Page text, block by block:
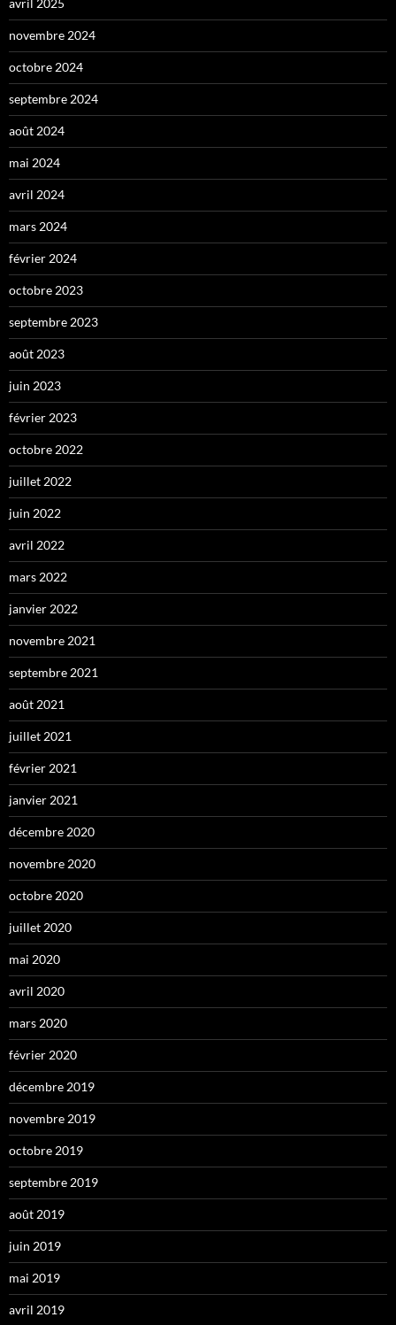
avril 2025
novembre 2024
octobre 2024
septembre 2024
août 2024
mai 2024
avril 2024
mars 2024
février 2024
octobre 2023
septembre 2023
août 2023
juin 2023
février 2023
octobre 2022
juillet 2022
juin 2022
avril 2022
mars 2022
janvier 2022
novembre 2021
septembre 2021
août 2021
juillet 2021
février 2021
janvier 2021
décembre 2020
novembre 2020
octobre 2020
juillet 2020
mai 2020
avril 2020
mars 2020
février 2020
décembre 2019
novembre 2019
octobre 2019
septembre 2019
août 2019
juin 2019
mai 2019
avril 2019